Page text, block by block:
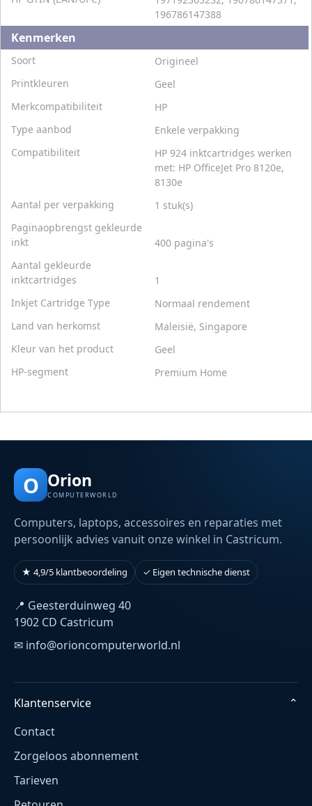
196786147388
Kenmerken
Soort
Origineel
Printkleuren
Geel
Merkcompatibiliteit
HP
Type aanbod
Enkele verpakking
Compatibiliteit
HP 924 inktcartridges werken
met: HP OfficeJet Pro 8120e,
8130e
Aantal per verpakking
1 stuk(s)
Paginaopbrengst gekleurde
inkt
400 pagina's
Aantal gekleurde
inktcartridges
1
Inkjet Cartridge Type
Normaal rendement
Land van herkomst
Maleisië, Singapore
Kleur van het product
Geel
HP-segment
Premium Home
O Orion
COMPUTERWORLD
Computers, laptops, accessoires en reparaties met
persoonlijk advies vanuit onze winkel in Castricum.
★ 4,9/5 klantbeoordeling ✓ Eigen technische dienst
📍 Geesterduinweg 40
1902 CD Castricum
✉ info@orioncomputerworld.nl
Klantenservice
⌄
Contact
Zorgeloos abonnement
Tarieven